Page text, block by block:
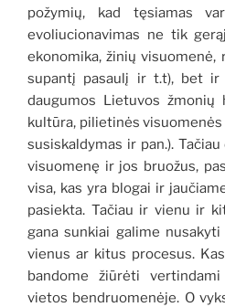
požymių, kad tęsiamas
evoliucionavimas ne tik
ekonomika, žinių
supantį pasaulį ir t.t), bet ir
daugumos Lietuvos
kultūra, pilietinės
susiskaldymas ir pan.).
visuomenę ir jos bruožus,
visa, kas yra blogai ir
pasiekta. Tačiau ir vienu ir
gana sunkiai galime
vienus ar kitus procesus.
bandome žiūrėti
vietos bendruomenėje. O